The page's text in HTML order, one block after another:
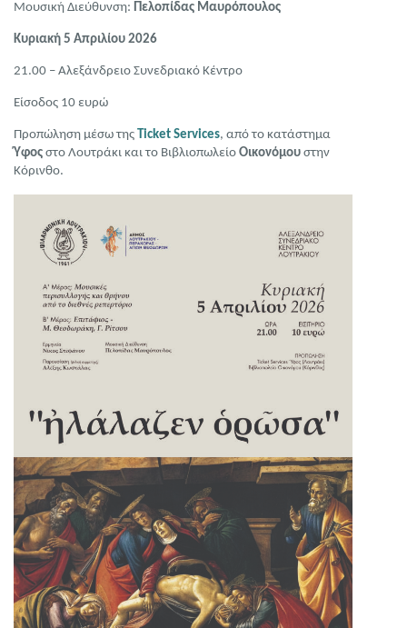
Μουσική Διεύθυνση: Πελοπίδας Μαυρόπουλος
Κυριακή 5 Απριλίου 2026
21.00 – Αλεξάνδρειο Συνεδριακό Κέντρο
Είσοδος 10 ευρώ
Προπώληση μέσω της Ticket Services, από το κατάστημα
Ύφος στο Λουτράκι και το Βιβλιοπωλείο Οικονόμου στην
Κόρινθο.